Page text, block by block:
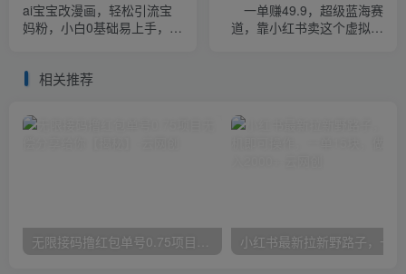
ai宝宝改漫画，轻松引流宝
妈粉，小白0基础易上手，单
一单赚49.9，超级蓝海赛
道，靠小红书卖这个虚拟商
相关推荐
无限接码撸红包单号0.75项目无偿分享给你【揭秘】